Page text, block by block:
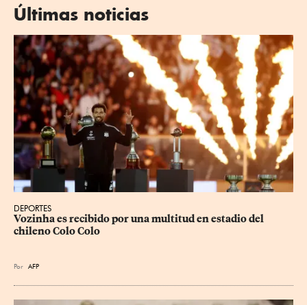
Últimas noticias
DEPORTES
Vozinha es recibido por una multitud en estadio del
chileno Colo Colo
Por AFP